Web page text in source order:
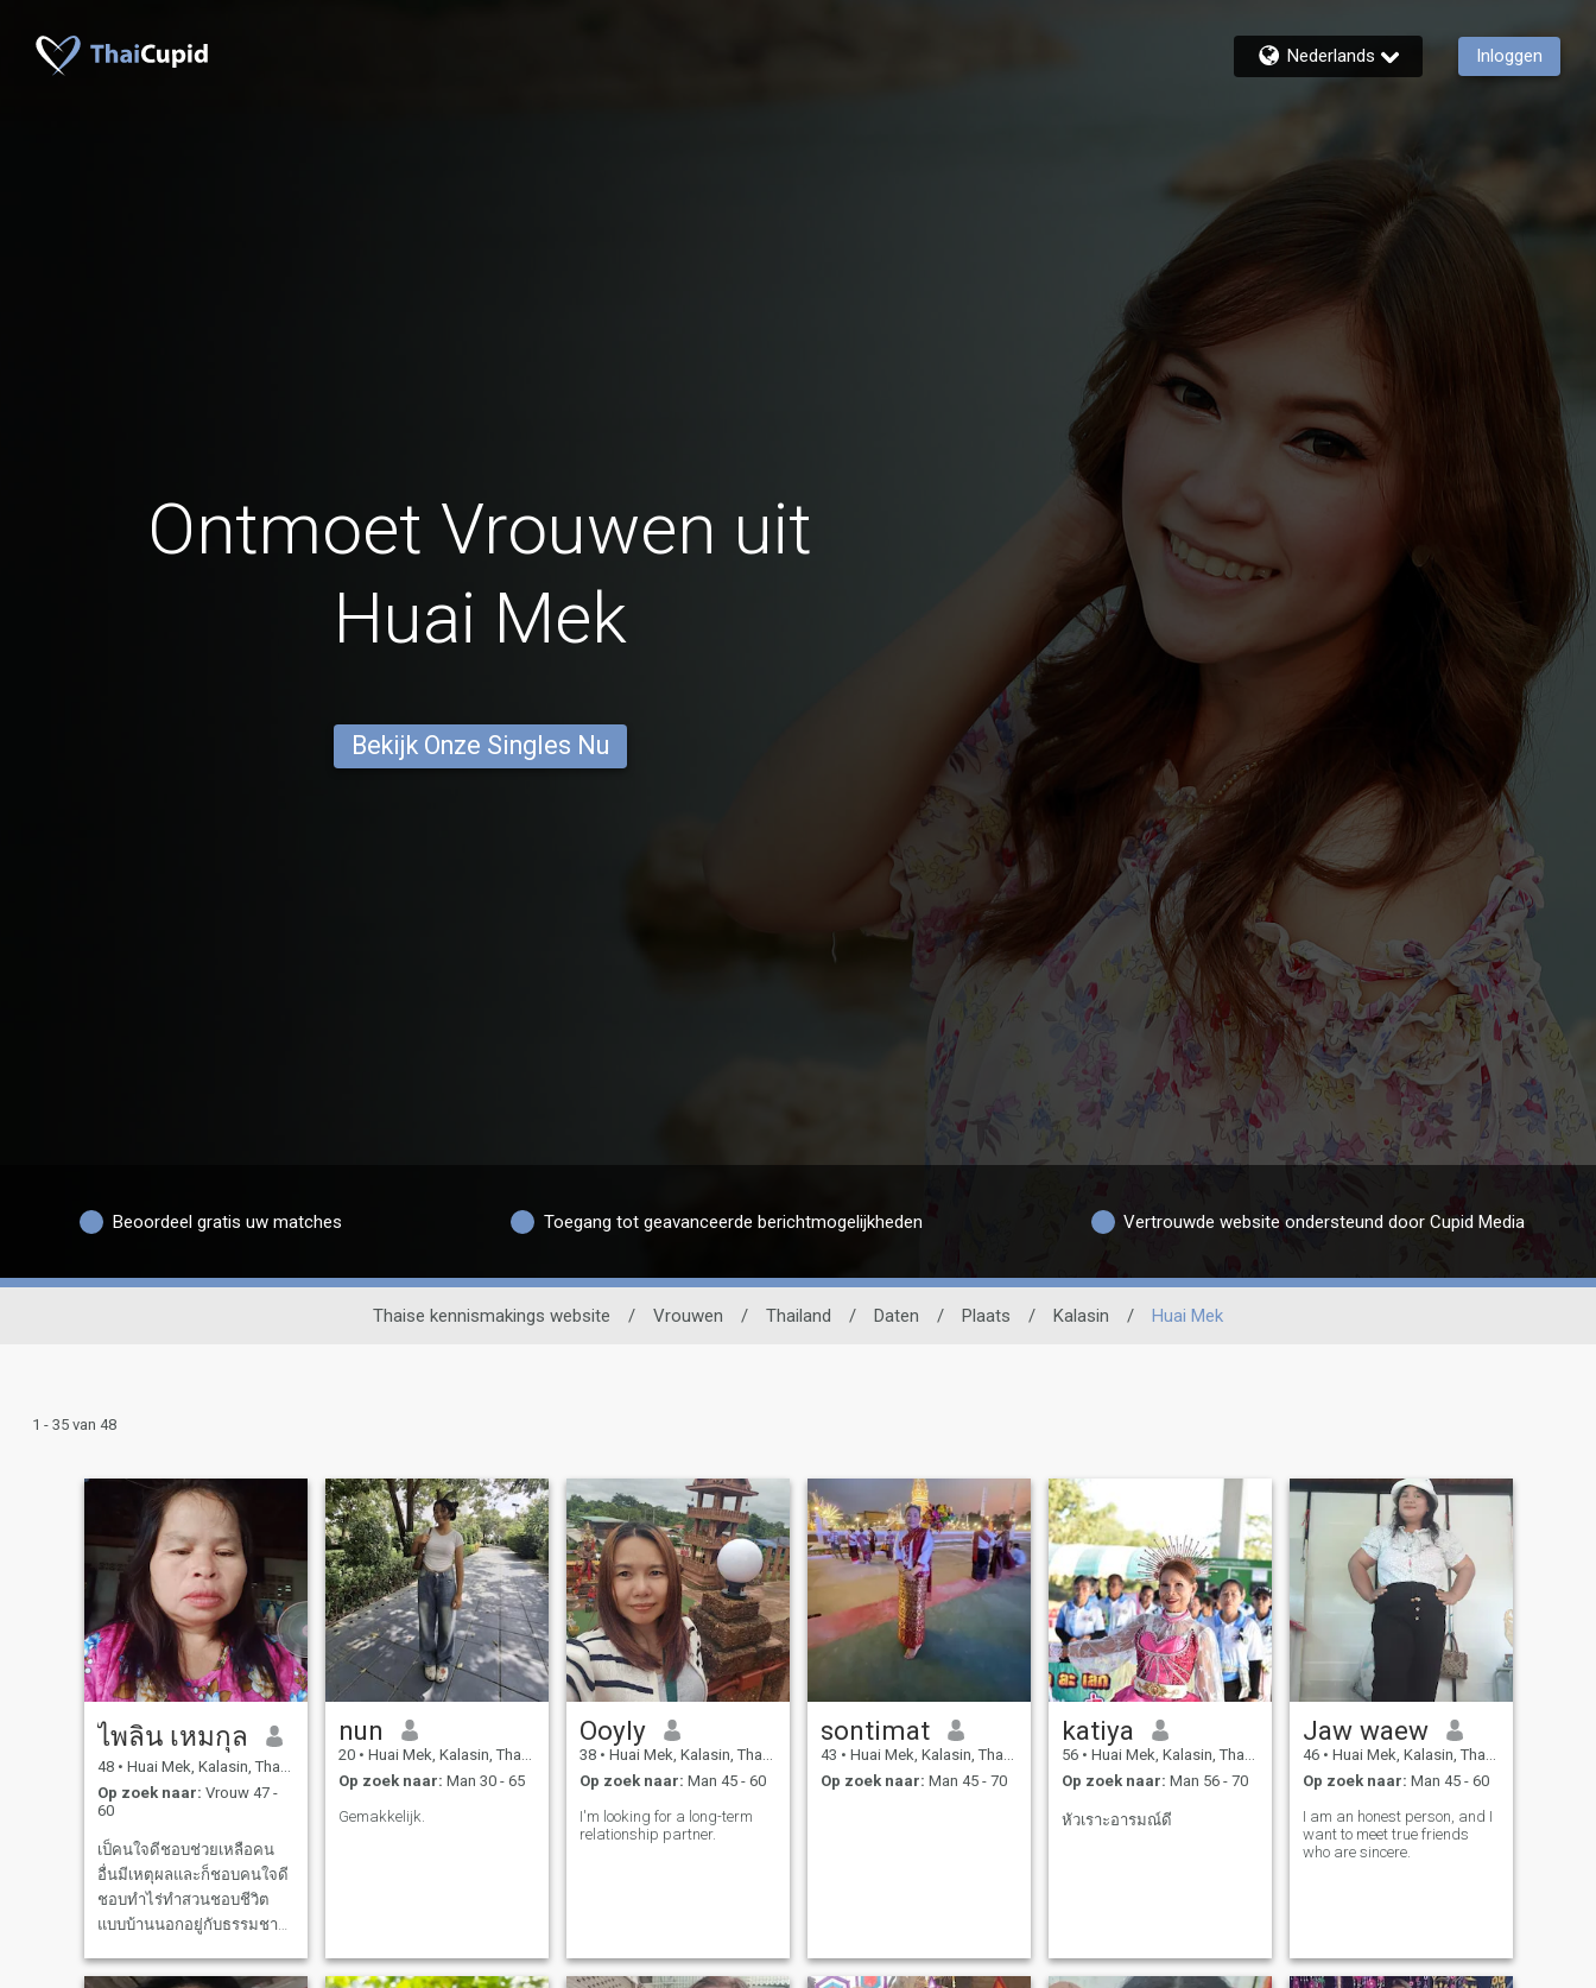
Nederlands Inloggen
Ontmoet Vrouwen uit
Huai Mek
Bekijk Onze Singles Nu
Beoordeel gratis uw matches Toegang tot geavanceerde berichtmogelijkheden Vertrouwde website ondersteund door Cupid Media
Thaise kennismakings website / Vrouwen / Thailand / Daten / Plaats / Kalasin / Huai Mek
1 - 35 van 48
ไพลิน เหมกุล
48 • Huai Mek, Kalasin, Thailand
Op zoek naar: Vrouw 47 -
60
เป็คนใจดีชอบช่วยเหลือคน
อื่นมีเหตุผลและก็ชอบคนใจดี
ชอบทำไร่ทำสวนชอบชีวิต
แบบบ้านนอกอยู่กับธรรมชาติ
มากคะ
nun
20 • Huai Mek, Kalasin, Thailand
Op zoek naar: Man 30 - 65
Gemakkelijk.
Ooyly
38 • Huai Mek, Kalasin, Thailand
Op zoek naar: Man 45 - 60
I'm looking for a long-term
relationship partner.
sontimat
43 • Huai Mek, Kalasin, Thailand
Op zoek naar: Man 45 - 70
katiya
56 • Huai Mek, Kalasin, Thailand
Op zoek naar: Man 56 - 70
หัวเราะอารมณ์ดี
Jaw waew
46 • Huai Mek, Kalasin, Thailand
Op zoek naar: Man 45 - 60
I am an honest person, and I
want to meet true friends
who are sincere.